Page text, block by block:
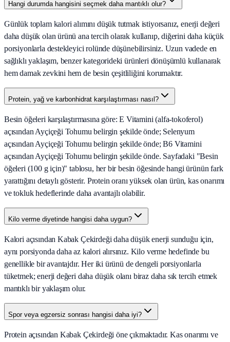
Hangi durumda hangisini seçmek daha mantıklı olur?
Günlük toplam kalori alımını düşük tutmak istiyorsanız, enerji değeri
daha düşük olan ürünü ana tercih olarak kullanıp, diğerini daha küçük
porsiyonlarla destekleyici rolünde düşünebilirsiniz. Uzun vadede en
sağlıklı yaklaşım, benzer kategorideki ürünleri dönüşümlü kullanarak
hem damak zevkini hem de besin çeşitliliğini korumaktır.
Protein, yağ ve karbonhidrat karşılaştırması nasıl?
Besin öğeleri karşılaştırmasına göre: E Vitamini (alfa-tokoferol)
açısından Ayçiçeği Tohumu belirgin şekilde önde; Selenyum
açısından Ayçiçeği Tohumu belirgin şekilde önde; B6 Vitamini
açısından Ayçiçeği Tohumu belirgin şekilde önde. Sayfadaki "Besin
öğeleri (100 g için)" tablosu, her bir besin öğesinde hangi ürünün fark
yarattığını detaylı gösterir. Protein oranı yüksek olan ürün, kas onarımı
ve tokluk hedeflerinde daha avantajlı olabilir.
Kilo verme diyetinde hangisi daha uygun?
Kalori açısından Kabak Çekirdeği daha düşük enerji sunduğu için,
aynı porsiyonda daha az kalori alırsınız. Kilo verme hedefinde bu
genellikle bir avantajdır. Her iki ürünü de dengeli porsiyonlarla
tüketmek; enerji değeri daha düşük olanı biraz daha sık tercih etmek
mantıklı bir yaklaşım olur.
Spor veya egzersiz sonrası hangisi daha iyi?
Protein açısından Kabak Çekirdeği öne çıkmaktadır. Kas onarımı ve